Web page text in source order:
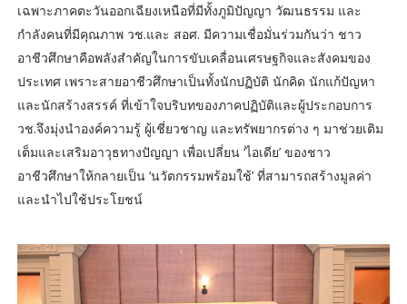
เฉพาะภาคตะวันออกเฉียงเหนือที่มีทั้งภูมิปัญญา วัฒนธรรม และ
กำลังคนที่มีคุณภาพ วช.และ สอศ. มีความเชื่อมั่นร่วมกันว่า ชาว
อาชีวศึกษาคือพลังสำคัญในการขับเคลื่อนเศรษฐกิจและสังคมของ
ประเทศ เพราะสายอาชีวศึกษาเป็นทั้งนักปฏิบัติ นักคิด นักแก้ปัญหา
และนักสร้างสรรค์ ที่เข้าใจบริบทของภาคปฏิบัติและผู้ประกอบการ
วช.จึงมุ่งนำองค์ความรู้ ผู้เชี่ยวชาญ และทรัพยากรต่าง ๆ มาช่วยเติม
เต็มและเสริมอาวุธทางปัญญา เพื่อเปลี่ยน ‘ไอเดีย’ ของชาว
อาชีวศึกษาให้กลายเป็น ‘นวัตกรรมพร้อมใช้’ ที่สามารถสร้างมูลค่า
และนำไปใช้ประโยชน์